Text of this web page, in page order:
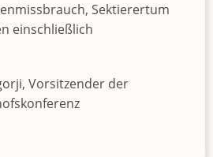
Sektierertum
einschließlich
Vorsitzender der